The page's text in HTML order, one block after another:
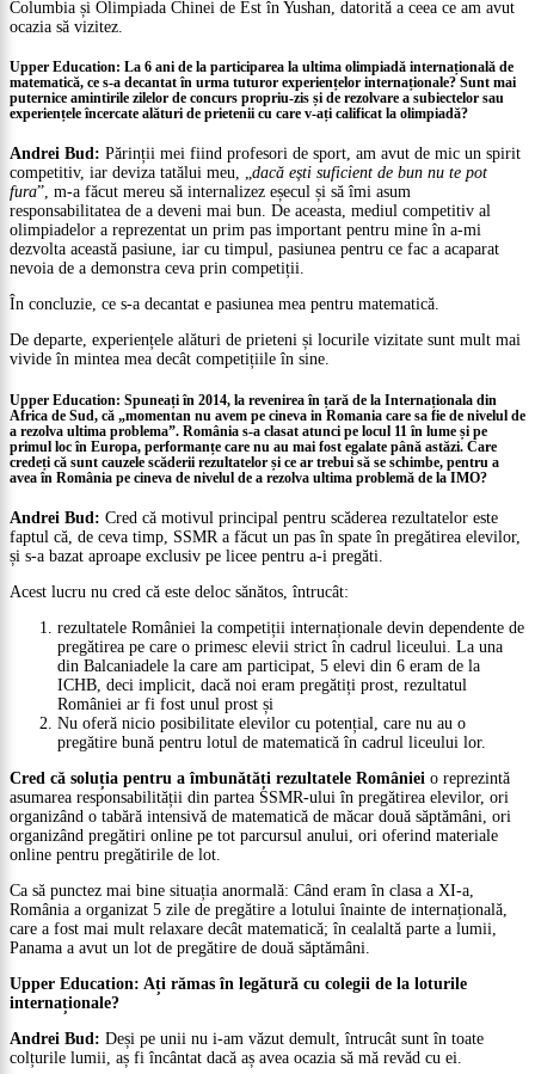
Columbia și Olimpiada Chinei de Est în Yushan, datorită a ceea ce am avut
ocazia să vizitez.
Upper Education: La 6 ani de la participarea la ultima olimpiadă internațională de
matematică, ce s-a decantat în urma tuturor experiențelor internaționale? Sunt mai
puternice amintirile zilelor de concurs propriu-zis și de rezolvare a subiectelor sau
experiențele încercate alături de prietenii cu care v-ați calificat la olimpiadă?
Andrei Bud: Părinții mei fiind profesori de sport, am avut de mic un spirit
competitiv, iar deviza tatălui meu, „dacă ești suficient de bun nu te pot
fura”, m-a făcut mereu să internalizez eșecul și să îmi asum
responsabilitatea de a deveni mai bun. De aceasta, mediul competitiv al
olimpiadelor a reprezentat un prim pas important pentru mine în a-mi
dezvolta această pasiune, iar cu timpul, pasiunea pentru ce fac a acaparat
nevoia de a demonstra ceva prin competiții.
În concluzie, ce s-a decantat e pasiunea mea pentru matematică.
De departe, experiențele alături de prieteni și locurile vizitate sunt mult mai
vivide în mintea mea decât competițiile în sine.
Upper Education: Spuneați în 2014, la revenirea în țară de la Internaționala din
Africa de Sud, că „momentan nu avem pe cineva in Romania care sa fie de nivelul de
a rezolva ultima problema”. România s-a clasat atunci pe locul 11 în lume și pe
primul loc în Europa, performanțe care nu au mai fost egalate până astăzi. Care
credeți că sunt cauzele scăderii rezultatelor și ce ar trebui să se schimbe, pentru a
avea în România pe cineva de nivelul de a rezolva ultima problemă de la IMO?
Andrei Bud: Cred că motivul principal pentru scăderea rezultatelor este
faptul că, de ceva timp, SSMR a făcut un pas în spate în pregătirea elevilor,
și s-a bazat aproape exclusiv pe licee pentru a-i pregăti.
Acest lucru nu cred că este deloc sănătos, întrucât:
rezultatele României la competiții internaționale devin dependente de
pregătirea pe care o primesc elevii strict în cadrul liceului. La una
din Balcaniadele la care am participat, 5 elevi din 6 eram de la
ICHB, deci implicit, dacă noi eram pregătiți prost, rezultatul
României ar fi fost unul prost și
Nu oferă nicio posibilitate elevilor cu potențial, care nu au o
pregătire bună pentru lotul de matematică în cadrul liceului lor.
Cred că soluția pentru a îmbunătăți rezultatele României o reprezintă
asumarea responsabilității din partea SSMR-ului în pregătirea elevilor, ori
organizând o tabără intensivă de matematică de măcar două săptămâni, ori
organizând pregătiri online pe tot parcursul anului, ori oferind materiale
online pentru pregătirile de lot.
Ca să punctez mai bine situația anormală: Când eram în clasa a XI-a,
România a organizat 5 zile de pregătire a lotului înainte de internațională,
care a fost mai mult relaxare decât matematică; în cealaltă parte a lumii,
Panama a avut un lot de pregătire de două săptămâni.
Upper Education: Ați rămas în legătură cu colegii de la loturile
internaționale?
Andrei Bud: Deși pe unii nu i-am văzut demult, întrucât sunt în toate
colțurile lumii, aș fi încântat dacă aș avea ocazia să mă revăd cu ei.